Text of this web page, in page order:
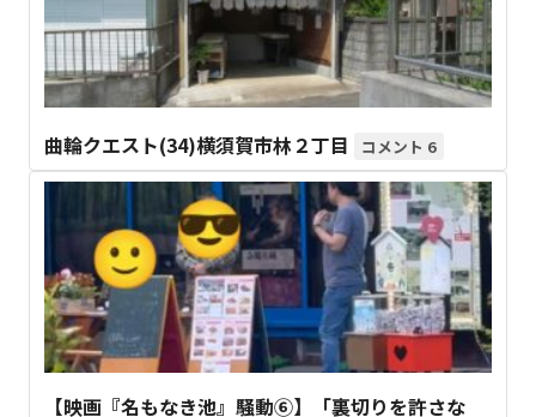
曲輪クエスト(34)横須賀市林２丁目 6
【映画『名もなき池』騒動⑥】「裏切りを許さな